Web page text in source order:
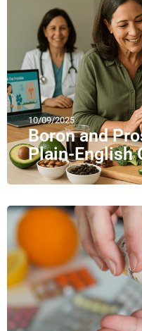
10/09/2025
Boron and
Plain-English